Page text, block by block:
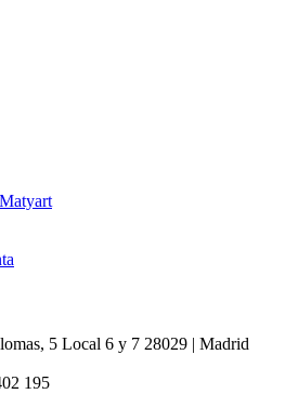
5 Local 6 y 7 28029 | Madrid
195